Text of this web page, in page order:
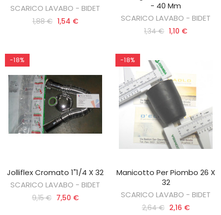
SCARICO LAVABO - BIDET
1,88 € 1,54 €
- 40 Mm
SCARICO LAVABO - BIDET
1,34 € 1,10 €
-18%
AGGIUNGI AL CARRELLO
Jolliflex Cromato 1"1/4 X 32
SCARICO LAVABO - BIDET
9,15 € 7,50 €
-18%
AGGIUNGI AL CARRELLO
Manicotto Per Piombo 26 X
32
SCARICO LAVABO - BIDET
2,64 € 2,16 €